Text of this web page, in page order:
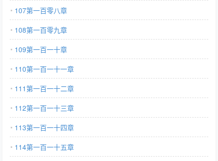
107第一百零八章
108第一百零九章
109第一百一十章
110第一百一十一章
111第一百一十二章
112第一百一十三章
113第一百一十四章
114第一百一十五章